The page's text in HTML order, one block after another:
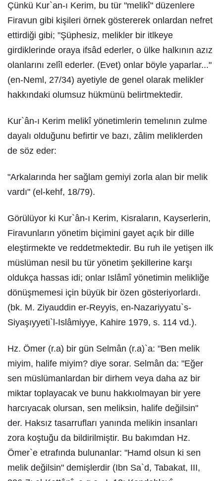
Çünkü Kur`an-ı Kerim, bu tür "melikî" düzenlere
Firavun gibi kişileri örnek göstererek onlardan nefret
ettirdiği gibi; "Şüphesiz, melikler bir itlkeye
girdiklerinde oraya ifsâd ederler, o ülke halkının azız
olanlarını zelîl ederler. (Evet) onlar böyle yaparlar..."
(en-Neml, 27/34) ayetiyle de genel olarak melikler
hakkındaki olumsuz hükmünü belirtmektedir.
Kur`ân-ı Kerim melikî yönetimlerin temelının zulme
dayalı olduğunu befirtir ve bazı, zâlim meliklerden
de söz eder:
"Arkalarında her sağlam gemiyi zorla alan bir melik
vardı" (el-kehf, 18/79).
Görülüyor ki Kur`ân-ı Kerim, Kisraların, Kayserlerin,
Firavunların yönetim biçimini gayet açık bir dille
eleştirmekte ve reddetmektedir. Bu ruh ile yetişen ilk
müslüman nesil bu tür yönetim şekillerine karşı
oldukça hassas idi; onlar Islâmî yönetimin melikliğe
dönüşmemesi için büyük bir özen gösteriyorlardı.
(bk. M. Ziyauddin er-Reyyis, en-Nazariyyatu`s-
Siyaşıyyeti`l-Islâmiyye, Kahire 1979, s. 114 vd.).
Hz. Ömer (r.a) bir gün Selmân (r.a)`a: "Ben melik
miyim, halife miyim? diye sorar. Selmân da: "Eğer
sen müslümanlardan bir dirhem veya daha az bir
miktar toplayacak ve bunu hakkıolmayan bir yere
harcıyacak olursan, sen meliksin, halife değilsin"
der. Haksız tasarrufları yanında melikin insanları
zora koştuğu da bildirilmiştir. Bu bakımdan Hz.
Ömer`e etrafında bulunanlar: "Hamd olsun ki sen
melik değilsin" demişlerdir (Ibn Sa`d, Tabakat, III,